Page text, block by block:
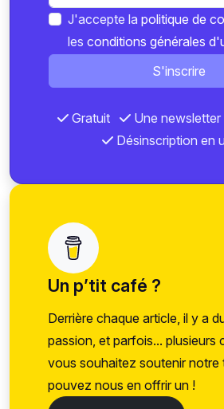
J'accepte la politique de
les conditions générales
S'inscrire
Gratuit
Une newsletter
Désinscription en
Un p’tit café ?
Derrière chaque article, il y a
passion, et parfois...
vous souhaitez soutenir notre
pouvez nous en offrir un !